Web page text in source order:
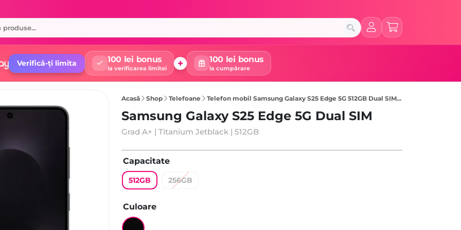
Verifică-ți limita 100 lei bonus
la verificarea limitei + 100 lei bonus
la cumpărare
Acasă Shop Telefoane Telefon mobil Samsung Galaxy S25 Edge 5G 512GB Dual SIM, Titanium Jetblack
Samsung Galaxy S25 Edge 5G Dual SIM
Grad A+ | Titanium Jetblack | 512GB
Capacitate
512GB 256GB
Culoare